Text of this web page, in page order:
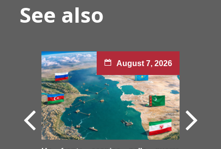
See also
August 7, 2026